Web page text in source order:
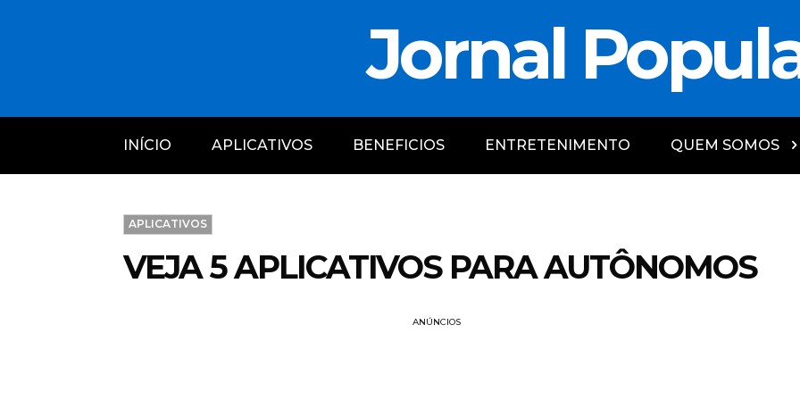
Jornal
INÍCIO APLICATIVOS BENEFICIOS ENTRETENIMENTO QUEM SOMOS
APLICATIVOS
VEJA 5 APLICATIVOS PARA AUTÔNOMOS
ANÚNCIOS